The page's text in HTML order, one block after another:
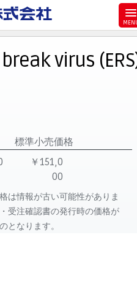
virus
標準小売価格
￥151,0
00
は情報が古い可能性がありま
受注確認書の発行時の価格が
となります。